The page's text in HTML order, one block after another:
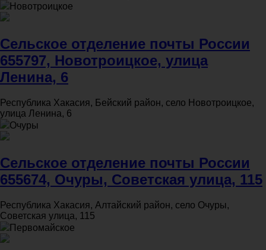
Новотроицкое
Сельское отделение почты России
655797, Новотроицкое, улица
Ленина, 6
Республика Хакасия, Бейский район, село Новотроицкое,
улица Ленина, 6
Очуры
Сельское отделение почты России
655674, Очуры, Советская улица, 115
Республика Хакасия, Алтайский район, село Очуры,
Советская улица, 115
Первомайское